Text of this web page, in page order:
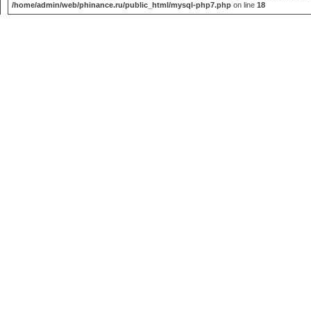
/home/admin/web/phinance.ru/public_html/mysql-php7.php on line 18